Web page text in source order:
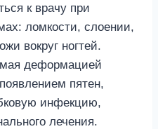
к врачу при
ломкости, слоении,
вокруг ногтей.
деформацией
пятен,
инфекцию,
лечения.